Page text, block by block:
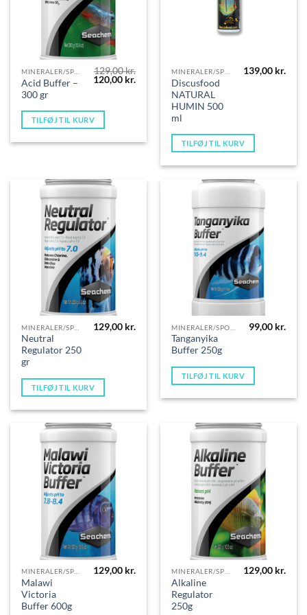
Acid Buffer –
300 gr
129,00kr.
Den
oprindelige
129,00 kr..
120,00 kr.
120,00 kr..
TILFØJ TIL KURV
Discusfood
NATURAL
HUMIN 500
ml
139,00 kr.
TILFØJ TIL KURV
Neutral
Regulator 250
gr
129,00 kr.
TILFØJ TIL KURV
Tanganyika
Buffer 250g
99,00 kr.
TILFØJ TIL KURV
Malawi
Victoria
Buffer 600g
129,00 kr.
Alkaline
Regulator
250g
129,00 kr.